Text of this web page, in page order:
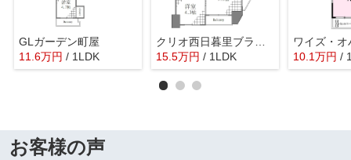
GLガーデン町屋
11.6万円 / 1LDK
クリオ西日暮里ブライトマークス
15.5万円 / 1LDK
ワイズ・オ
10.1万円 /
お客様の声